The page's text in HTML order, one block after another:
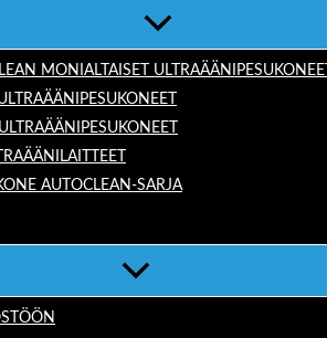
MONIALTAISET ULTRAÄÄNIPESUKONEET
AUTOCLEAN-SARJA